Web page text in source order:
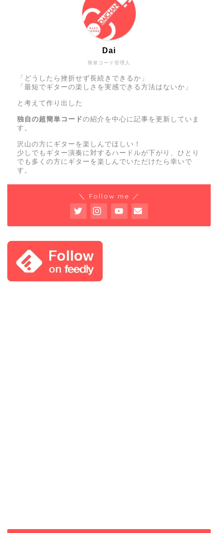
簡単コード管理人
Dai
「どうしたら挫折せず長続きできるか」
「最短でギターの楽しさを実感できる方法はないか」
と考えて作り出した
独自の超簡単コードの紹介を中心に記事を更新していま
す。
沢山の方にギターを楽しんでほしい！
少しでもギター演奏に対するハードルが下がり、ひとり
でも多くの方にギターを楽しんでいただけたら幸いで
す。
＼ Follow me ／